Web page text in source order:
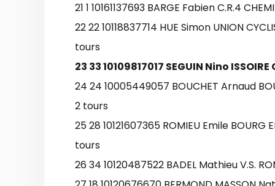
21 1 10161137693 BARGE Fabien C.R.4
22 22 10118837714 HUE Simon UNION
tours
23 33 10109817017 SEGUIN Nino
24 24 10005449057 BOUCHET Arnaud
2 tours
25 28 10121607365 ROMIEU Emile BOURG
tours
26 34 10120487522 BADEL Mathieu V.S.